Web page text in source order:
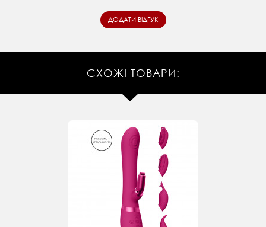
СХОЖІ ТОВАРИ: